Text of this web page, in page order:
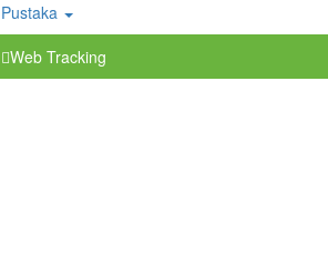
Pustaka
Web Tracking